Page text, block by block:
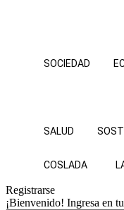
SOCIEDAD
SALUD
COSLADA
Registrarse
¡Bienvenido! Ingresa en